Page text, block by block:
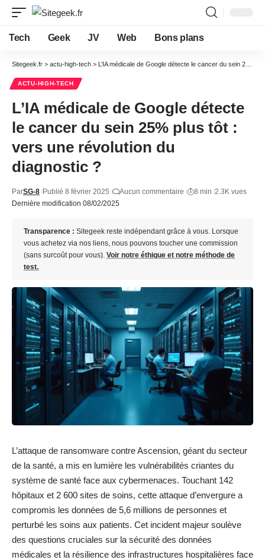
Tech Geek JV Web Bons plans
Sitegeek.fr > actu-high-tech > L’IA médicale de Google détecte le cancer du sein 25% plus tôt : vers une révolution du diagnostic ?
ACTU-HIGH-TECH
L’IA médicale de Google détecte
le cancer du sein 25% plus tôt :
vers une révolution du
diagnostic ?
Dernière modification 08/02/2025
ParSG-8 Publié 8 février 2025 Aucun commentaire 8 min 2.3K vues
Transparence : Sitegeek reste indépendant grâce à vous. Lorsque
vous achetez via nos liens, nous pouvons toucher une commission
(sans surcoût pour vous). Voir notre éthique et notre méthode de
test.
L’attaque de ransomware contre Ascension, géant du secteur
de la santé, a mis en lumière les vulnérabilités criantes du
système de santé face aux cybermenaces. Touchant 142
hôpitaux et 2 600 sites de soins, cette attaque d’envergure a
compromis les données de 5,6 millions de personnes et
perturbé les soins aux patients. Cet incident majeur soulève
des questions cruciales sur la sécurité des données
médicales et la résilience des infrastructures hospitalières face